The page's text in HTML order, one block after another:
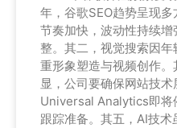
年，谷歌SEO趋势呈现
节奏加快，波动性持续
整。其二，视觉搜索因
重形象塑造与视频创作
显，公司要确保网站技术
Universal Analytics即将
跟踪准备。其五，AI技